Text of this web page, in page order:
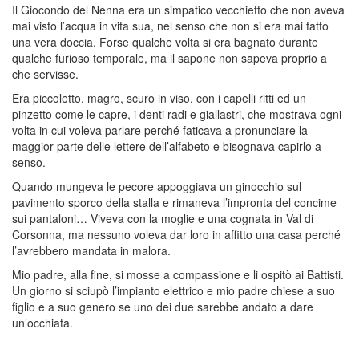
Il Giocondo del Nenna era un simpatico vecchietto che non aveva
mai visto l’acqua in vita sua, nel senso che non si era mai fatto
una vera doccia. Forse qualche volta si era bagnato durante
qualche furioso temporale, ma il sapone non sapeva proprio a
che servisse.
Era piccoletto, magro, scuro in viso, con i capelli ritti ed un
pinzetto come le capre, i denti radi e giallastri, che mostrava ogni
volta in cui voleva parlare perché faticava a pronunciare la
maggior parte delle lettere dell’alfabeto e bisognava capirlo a
senso.
Quando mungeva le pecore appoggiava un ginocchio sul
pavimento sporco della stalla e rimaneva l’impronta del concime
sui pantaloni… Viveva con la moglie e una cognata in Val di
Corsonna, ma nessuno voleva dar loro in affitto una casa perché
l’avrebbero mandata in malora.
Mio padre, alla fine, si mosse a compassione e li ospitò ai Battisti.
Un giorno si sciupò l’impianto elettrico e mio padre chiese a suo
figlio e a suo genero se uno dei due sarebbe andato a dare
un’occhiata.